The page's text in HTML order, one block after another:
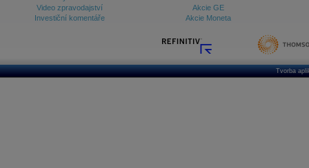
Video zpravodajství
Investiční komentáře
Akcie GE
Akcie Moneta
Tvorba